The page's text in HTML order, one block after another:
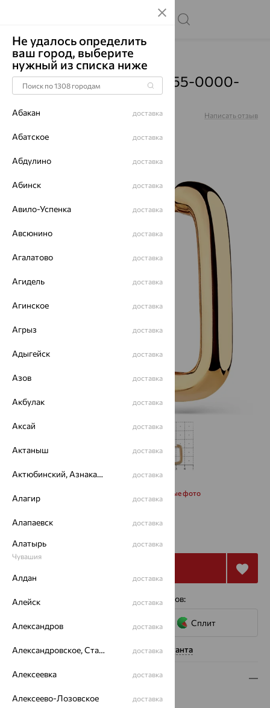
Главная Каталог Серьги Без вставок
Серьги, золото, 002-0555-0000-
010
Артикул: Написать отзыв
Запросить дополнительные фото
от 41 537
4 платежа по 10 384 с помощью сервисов:
Сплит
Нужна помощь консультанта
Описание
Вид изделия:классические
Не удалось определить
ваш город, выберите
нужный из списка ниже
Абакан доставка
Абатское доставка
Абдулино доставка
Абинск доставка
Авило-Успенка доставка
Авсюнино доставка
Агалатово доставка
Агидель доставка
Агинское доставка
Агрыз доставка
Адыгейск доставка
Азов доставка
Акбулак доставка
Аксай доставка
Актаныш доставка
Актюбинский, Азнакаевский район доставка
Алагир доставка
Алапаевск доставка
Алатырь
Чувашия
доставка
Алдан доставка
Алейск доставка
Александров доставка
Александровское, Ставропольский край доставка
Алексеевка доставка
Алексеево-Лозовское доставка